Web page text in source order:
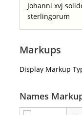
Johanni xvj
sterlingorum
Markups
Display Markup
Names